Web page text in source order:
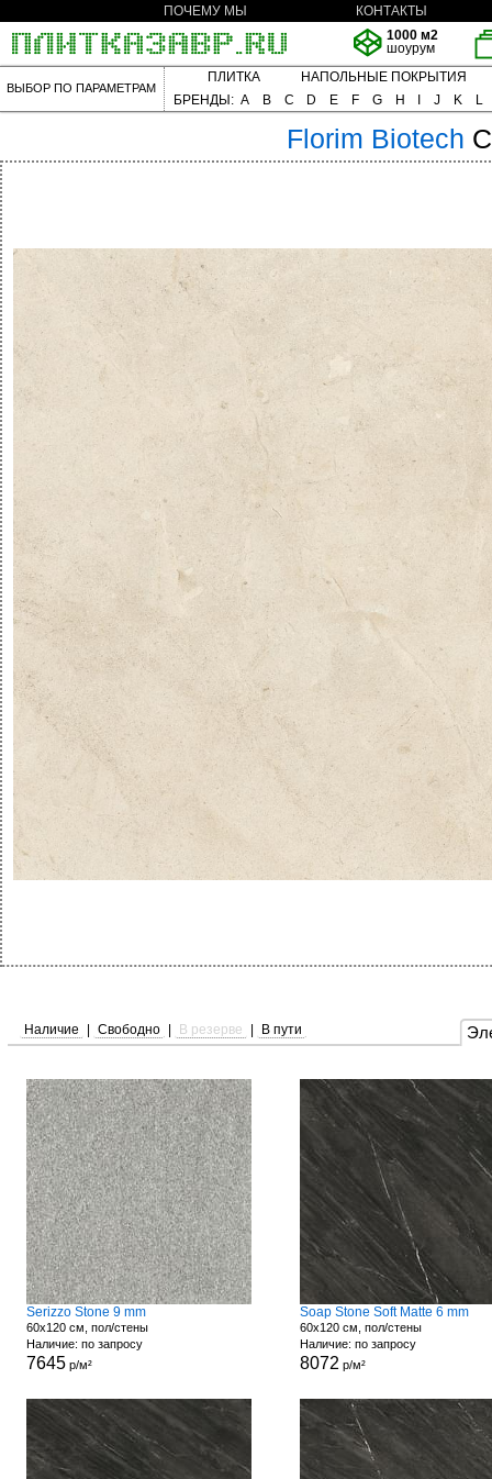
ПОЧЕМУ МЫ
КОНТАКТЫ
1000 м2
шоурум
ВЫБОР ПО ПАРАМЕТРАМ
ПЛИТКА
НАПОЛЬНЫЕ ПОКРЫТИЯ
БРЕНДЫ: A B C D E F G H J K L
Florim Biotech
Наличие Свободно В резерве В пути
Serizzo Stone 9 mm
60x120 см, пол/стены
Наличие: по запросу
7645р/м²
Soap Stone Soft Matte 6 mm
60x120 см, пол/стены
Наличие: по запросу
8072 р/м²